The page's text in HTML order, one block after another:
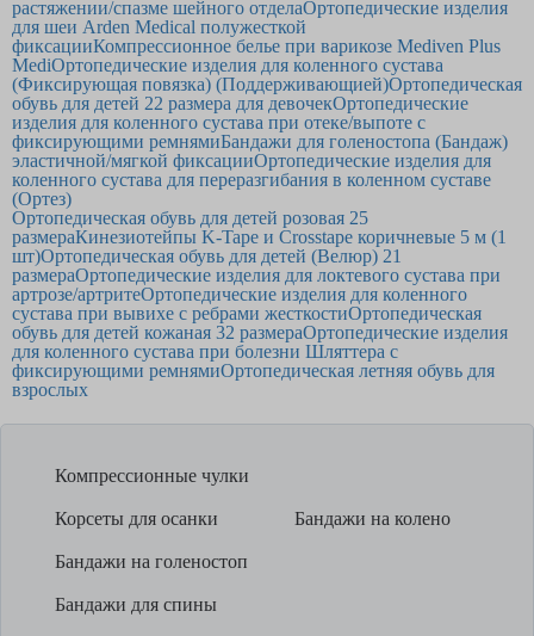
растяжении/спазме шейного отделаОртопедические изделия
для шеи Arden Medical полужесткой
фиксацииКомпрессионное белье при варикозе Mediven Plus
MediОртопедические изделия для коленного сустава
(Фиксирующая повязка) (Поддерживающией)Ортопедическая
обувь для детей 22 размера для девочекОртопедические
изделия для коленного сустава при отеке/выпоте с
фиксирующими ремнямиБандажи для голеностопа (Бандаж)
эластичной/мягкой фиксацииОртопедические изделия для
коленного сустава для переразгибания в коленном суставе
(Ортез)
Ортопедическая обувь для детей розовая 25
размераКинезиотейпы K-Tape и Crosstape коричневые 5 м (1
шт)Ортопедическая обувь для детей (Велюр) 21
размераОртопедические изделия для локтевого сустава при
артрозе/артритеОртопедические изделия для коленного
сустава при вывихе с ребрами жесткостиОртопедическая
обувь для детей кожаная 32 размераОртопедические изделия
для коленного сустава при болезни Шляттера с
фиксирующими ремнямиОртопедическая летняя обувь для
взрослых
Компрессионные чулки
Корсеты для осанки Бандажи на колено
Бандажи на голеностоп
Бандажи для спины